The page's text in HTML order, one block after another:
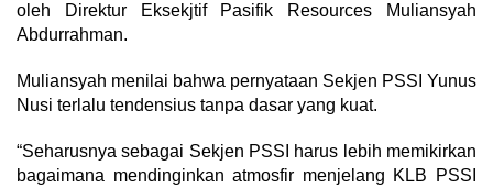
oleh Direktur Eksekjtif Pasifik Resources Muliansyah
Abdurrahman.
Muliansyah menilai bahwa pernyataan Sekjen PSSI Yunus
Nusi terlalu tendensius tanpa dasar yang kuat.
“Seharusnya sebagai Sekjen PSSI harus lebih memikirkan
bagaimana mendinginkan atmosfir menjelang KLB PSSI